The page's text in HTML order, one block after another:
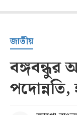
জাতীয়
বঙ্গবন্ধুর